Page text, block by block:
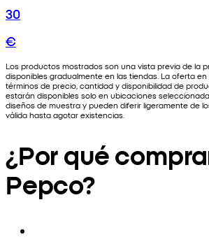
30
€
Los productos mostrados son una vista previa de la
disponibles gradualmente en las tiendas. La oferta
términos de precio, cantidad y disponibilidad de
estarán disponibles solo en ubicaciones
diseños de muestra y pueden diferir ligeramente de
válida hasta agotar existencias.
¿Por qué
Pepco?